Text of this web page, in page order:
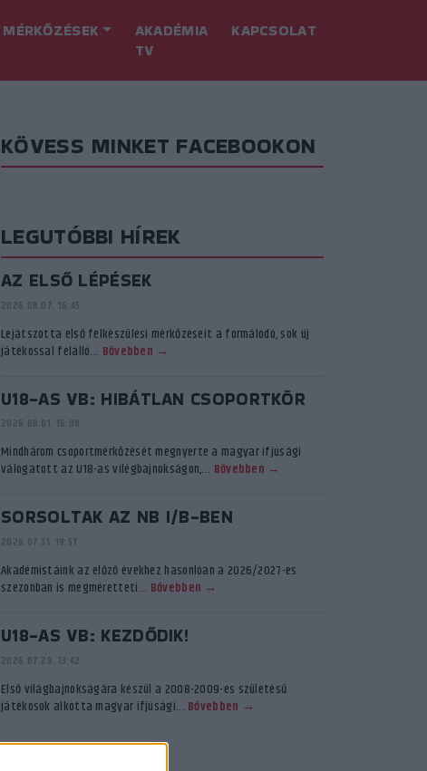
MÉRKŐZÉSEK
AKADÉMIA
TV
KAPCSOLAT
KÖVESS MINKET FACEBOOKON
LEGUTÓBBI HÍREK
AZ ELSŐ LÉPÉSEK
2026.08.07. 16:45
Lejátszotta első felkészülési mérkőzéseit a formálódó, sok új
játékossal felálló... Bővebben →
U18-AS VB: HIBÁTLAN CSOPORTKÖR
2026.08.01. 16:08
Mindhárom csoportmérkőzését megnyerte a magyar ifjúsági
válogatott az U18-as vilégbajnokságon,... Bővebben →
SORSOLTAK AZ NB I/B-BEN
2026.07.31. 19:57
Akadémistáink az előző évekhez hasonlóan a 2026/2027-es
szezonban is megméretteti... Bővebben →
U18-AS VB: KEZDŐDIK!
2026.07.28. 13:42
Első világbajnokságára készül a 2008-2009-es születésű
játékosok alkotta magyar ifjúsági... Bővebben →
AKADÉMIA TV